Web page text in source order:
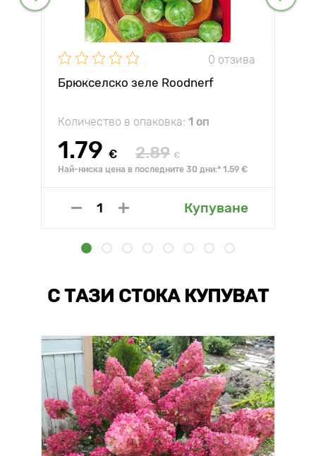
0 отзива
Брюкселско зеле Roodnerf
Количество в опаковка: 1 оп
1.79 € 2.89 €
Най-ниска цена в последните 30 дни:* 1.59 €
Купуване
С ТАЗИ СТОКА КУПУВАТ